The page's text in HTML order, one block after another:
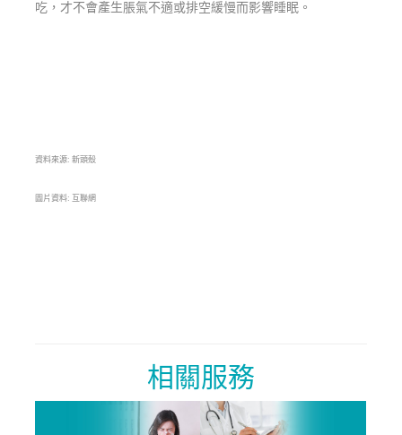
吃，才不會產生脹氣不適或排空緩慢而影響睡眠。
資料來源: 新頭殼
圖片資料: 互聯網
相關服務